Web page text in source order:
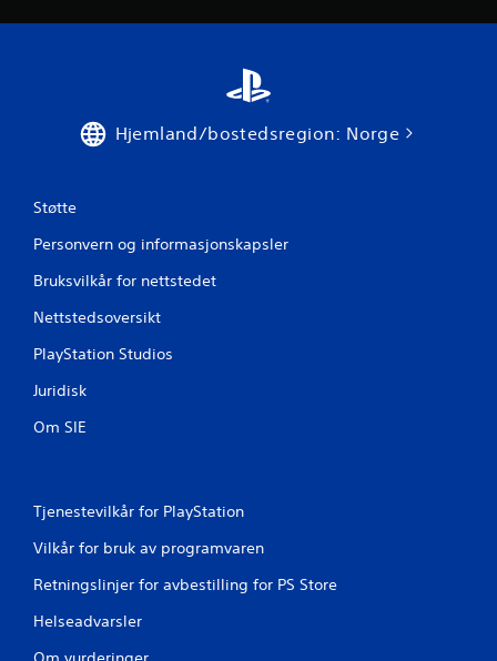
Hjemland/bostedsregion: Norge
Støtte
Personvern og informasjonskapsler
Bruksvilkår for nettstedet
Nettstedsoversikt
PlayStation Studios
Juridisk
Om SIE
Tjenestevilkår for PlayStation
Vilkår for bruk av programvaren
Retningslinjer for avbestilling for PS Store
Helseadvarsler